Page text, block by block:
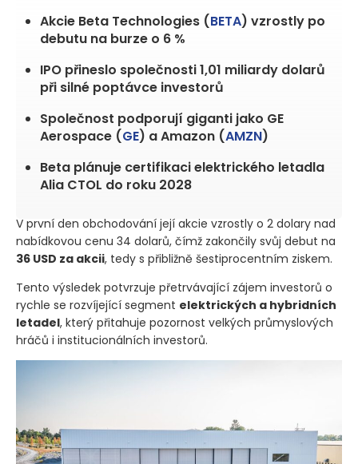
Akcie Beta Technologies (BETA) vzrostly po
debutu na burze o 6 %
IPO přineslo společnosti 1,01 miliardy dolarů
při silné poptávce investorů
Společnost podporují giganti jako GE
Aerospace (GE) a Amazon (AMZN)
Beta plánuje certifikaci elektrického letadla
Alia CTOL do roku 2028
V první den obchodování její akcie vzrostly o 2 dolary nad
nabídkovou cenu 34 dolarů, čímž zakončily svůj debut na
36 USD za akcii, tedy s přibližně šestiprocentním ziskem.
Tento výsledek potvrzuje přetrvávající zájem investorů o
rychle se rozvíjející segment elektrických a hybridních
letadel, který přitahuje pozornost velkých průmyslových
hráčů i institucionálních investorů.